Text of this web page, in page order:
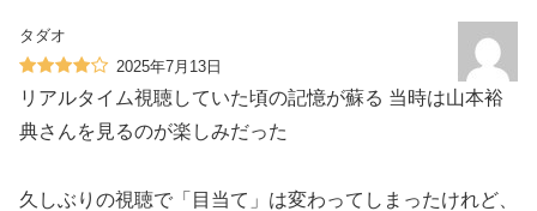
タダオ
2025年7月13日
リアルタイム視聴していた頃の記憶が蘇る 当時は山本裕
典さんを見るのが楽しみだった
久しぶりの視聴で「目当て」は変わってしまったけれど、